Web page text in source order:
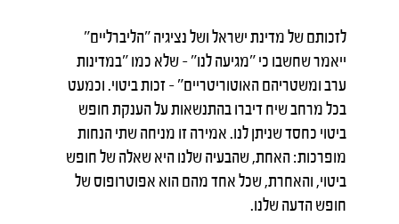
לזכותם של מדינת ישראל ושל נציגיה "הליברליים״
ייאמר שחשבו כי ״מגיעה לנו״ – שלא כמו "במדינות
ערב ומשטריהם האוטוריטריים" – זכות ביטוי. וכמעט
בכל מרחב שיח דיברו בהתנשאות על הענקת חופש
ביטוי כחסד שניתן לנו. אמירה זו מניחה שתי הנחות
מופרכות: האחת, שהבעיה שלנו היא שאלה של חופש
ביטוי, והאחרת, שכל אחד מהם הוא אפוטרופוס של
חופש הדעה שלנו.